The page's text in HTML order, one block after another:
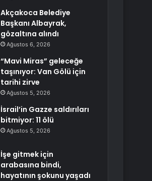
Akçakoca Belediye
Başkanı Albayrak,
gözaltına alındı
Ağustos 6, 2026
“Mavi Miras” geleceğe
taşınıyor: Van Gölü için
tarihi zirve
Ağustos 5, 2026
İsrail’in Gazze saldırıları
bitmiyor: 11 ölü
Ağustos 5, 2026
İşe gitmek için
arabasına bindi,
hayatının şokunu yaşadı